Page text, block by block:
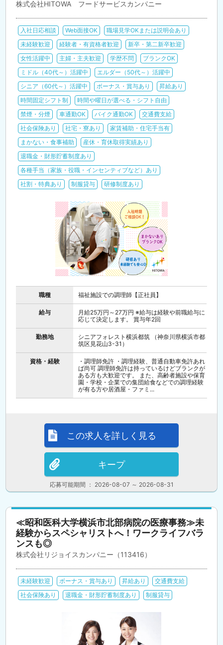
株式会社HITOWA フードサービスカンパニー
入社日応相談 Web面接OK
職場見学OKまたは説明会あり
未経験歓迎
経験者・有資格者歓迎
新卒・第二新卒歓迎
女性活躍中
主婦・主夫歓迎 学歴不問
ブランクOK
ミドル（40代～）活躍中
エルダー（50代～）活躍中
シニア（60代～）活躍中
ボーナス・賞与あり
昇給あり
時間固定シフト制
時間や曜日が選べる・シフト自由
禁煙・分煙
車通勤OK バイク通勤OK
交通費支給
社会保険あり
社宅・寮あり
家賃補助・住宅手当有
まかない・食事補助
産休・育休取得実績あり
退職金・財形貯蓄制度あり
各種手当（家族・役職・インセンティブなど）あり
社割・特典あり
制服貸与 研修制度あり
職種 福祉施設での調理師【正社員】
給与
月給25万円～27万円 ※給与は経験や前職給与に
応じて決定します。 賞与年2回
勤務地
シニアフォレスト横浜都筑 （神奈川県横浜市都
筑区見花山3-31）
資格・経験
・調理師免許 ・調理経験、普通自動車免許あれ
ば尚可 調理師免許は持っているけどブランクが
ある方も大歓迎です。 また、高齢者施設や保育
園・学校・企業での集団給食などでの調理経験
が有る方や居酒屋・ファミ...
応募可能期間 ： 2026-08-07 ～ 2026-08-31
この求人を詳しく見る
キープ
≪昭和医科大学横浜市北部病院の医療事務≫未
経験からスペシャリストへ！ワークライフバラ
ンスも◎
株式会社リジョイスカンパニー（113416）
未経験歓迎 ボーナス・賞与あり 昇給あり
交通費支給
社会保険あり
退職金・財形貯蓄制度あり 制服貸与